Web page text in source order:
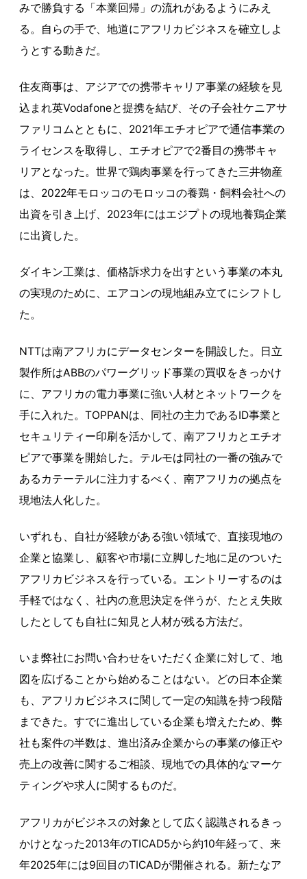
みで勝負する「本業回帰」の流れがあるようにみえ
る。自らの手で、地道にアフリカビジネスを確立しよ
うとする動きだ。
住友商事は、アジアでの携帯キャリア事業の経験を見
込まれ英Vodafoneと提携を結び、その子会社ケニアサ
ファリコムとともに、2021年エチオピアで通信事業の
ライセンスを取得し、エチオピアで2番目の携帯キャ
リアとなった。世界で鶏肉事業を行ってきた三井物産
は、2022年モロッコのモロッコの養鶏・飼料会社への
出資を引き上げ、2023年にはエジプトの現地養鶏企業
に出資した。
ダイキン工業は、価格訴求力を出すという事業の本丸
の実現のために、エアコンの現地組み立てにシフトし
た。
NTTは南アフリカにデータセンターを開設した。日立
製作所はABBのパワーグリッド事業の買収をきっかけ
に、アフリカの電力事業に強い人材とネットワークを
手に入れた。TOPPANは、同社の主力であるID事業と
セキュリティー印刷を活かして、南アフリカとエチオ
ピアで事業を開始した。テルモは同社の一番の強みで
あるカテーテルに注力するべく、南アフリカの拠点を
現地法人化した。
いずれも、自社が経験がある強い領域で、直接現地の
企業と協業し、顧客や市場に立脚した地に足のついた
アフリカビジネスを行っている。エントリーするのは
手軽ではなく、社内の意思決定を伴うが、たとえ失敗
したとしても自社に知見と人材が残る方法だ。
いま弊社にお問い合わせをいただく企業に対して、地
図を広げることから始めることはない。どの日本企業
も、アフリカビジネスに関して一定の知識を持つ段階
まできた。すでに進出している企業も増えたため、弊
社も案件の半数は、進出済み企業からの事業の修正や
売上の改善に関するご相談、現地での具体的なマーケ
ティングや求人に関するものだ。
アフリカがビジネスの対象として広く認識されるきっ
かけとなった2013年のTICAD5から約10年経って、来
年2025年には9回目のTICADが開催される。新たなア